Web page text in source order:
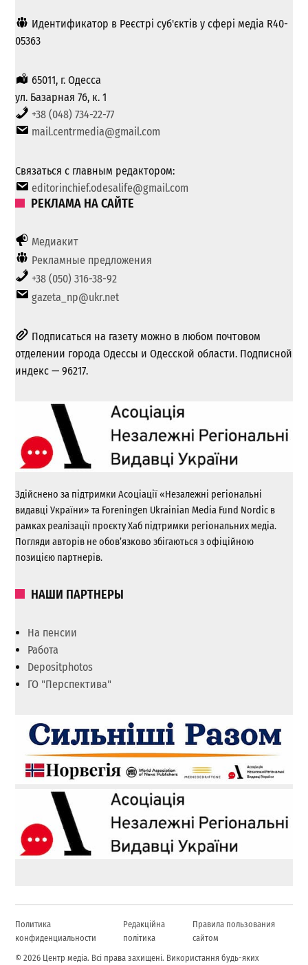
Идентификатор в Реєстрі суб'єктів у сфері медіа R40-
05363
65011, г. Одесса
ул. Базарная 76, к. 1
+38 (048) 734-22-77
mail.centrmedia@gmail.com
Связаться с главным редактором:
editorinchief.odesalife@gmail.com
РЕКЛАМА НА САЙТЕ
Медиакит
Рекламные предложения
+38 (050) 316-38-92
gazeta_np@ukr.net
Подписаться на газету можно в любом почтовом
отделении города Одессы и Одесской области. Подписной
индекс — 96217.
Здійснено за підтримки Асоціації «Незалежні регіональні
видавці України» та Foreningen Ukrainian Media Fund Nordic в
рамках реалізації проєкту Хаб підтримки регіональних медіа.
Погляди авторів не обов’язково збігаються з офіційною
позицією партнерів.
НАШИ ПАРТНЕРЫ
На пенсии
Работа
Depositphotos
ГО "Перспектива"
Политика
конфиденциальности
Редакційна
політика
Правила пользования
сайтом
© 2026 Центр медіа. Всі права захищені. Використання будь-яких